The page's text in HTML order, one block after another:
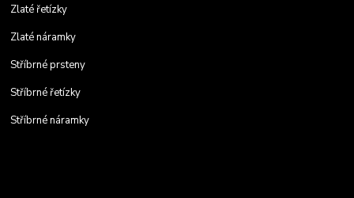
Zlaté řetízky
Zlaté náramky
Stříbrné prsteny
Stříbrné řetízky
Stříbrné náramky